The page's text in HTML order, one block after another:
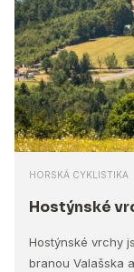
HORSKÁ CYKLISTIKA
Hostýnské
Hostýnské vrchy
branou Valašska